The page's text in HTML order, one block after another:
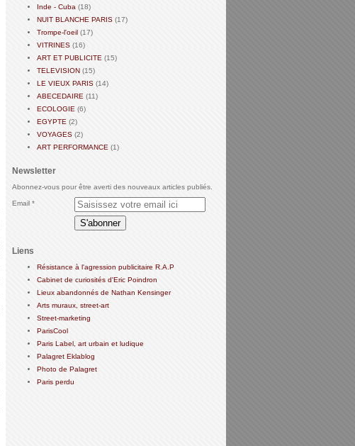
Inde - Cuba (18)
NUIT BLANCHE PARIS (17)
Trompe-l'oeil (17)
VITRINES (16)
ART ET PUBLICITE (15)
TELEVISION (15)
LE VIEUX PARIS (14)
ABECEDAIRE (11)
ECOLOGIE (6)
EGYPTE (2)
VOYAGES (2)
ART PERFORMANCE (1)
Newsletter
Abonnez-vous pour être averti des nouveaux articles publiés.
Email
Liens
Résistance à l'agression publicitaire R.A.P
Cabinet de curiosités d'Eric Poindron
Lieux abandonnés de Nathan Kensinger
Arts muraux, street-art
Street-marketing
ParisCool
Paris Label, art urbain et ludique
Palagret Eklablog
Photo de Palagret
Paris perdu